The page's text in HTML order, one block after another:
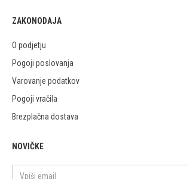
ZAKONODAJA
O podjetju
Pogoji poslovanja
Varovanje podatkov
Pogoji vračila
Brezplačna dostava
NOVIČKE